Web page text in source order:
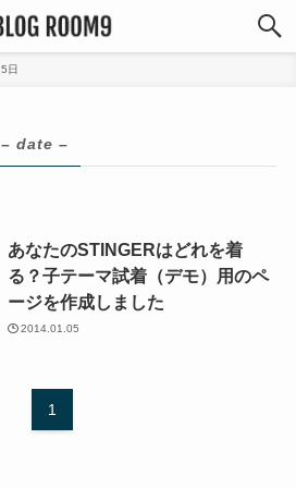
5日
– date –
あなたのSTINGERはどれを着
る？子テーマ試着（デモ）用のペ
ージを作成しました
2014.01.05
1